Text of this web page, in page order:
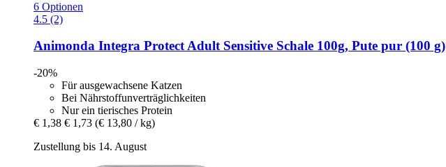
6 Optionen
4.5 (2)
Animonda Integra Protect Adult Sensitive Schale 100g, Pute pur (100 g)
-20%
Für ausgewachsene Katzen
Bei Nährstoffunverträglichkeiten
Nur ein tierisches Protein
€ 1,38 € 1,73 (€ 13,80 / kg)
Zustellung bis 14. August